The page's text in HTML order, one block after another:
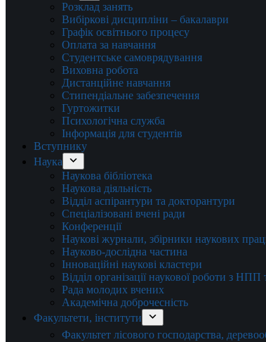
Розклад занять
Вибіркові дисципліни – бакалаври
Графік освітнього процесу
Оплата за навчання
Студентське самоврядування
Виховна робота
Дистанційне навчання
Стипендіальне забезпечення
Гуртожитки
Психологічна служба
Інформація для студентів
Вступнику
Наука
Наукова бібліотека
Наукова діяльність
Відділ аспірантури та докторантури
Спеціалізовані вчені ради
Конференції
Наукові журнали, збірники наукових
Науково-дослідна частина
Інноваційні наукові кластери
Відділ організації наукової роботи з НПП
Рада молодих вчених
Академічна доброчесність
Факультети, інститути
Факультет лісового господарства,